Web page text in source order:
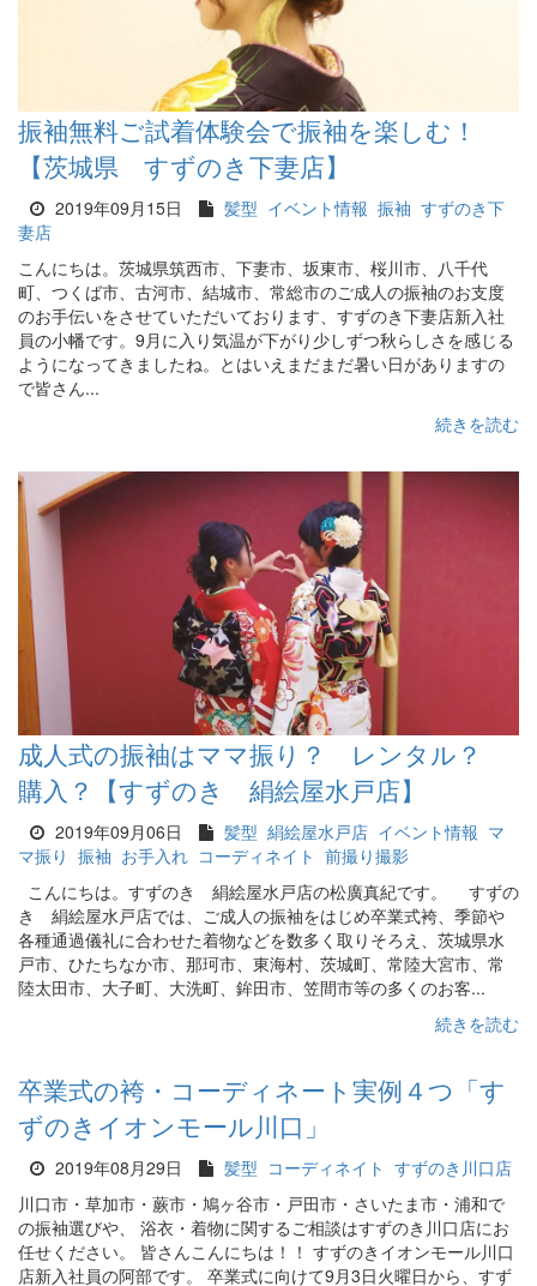
振袖無料ご試着体験会で振袖を楽しむ！
【茨城県 すずのき下妻店】
2019年09月15日 髪型 イベント情報 振袖 すずのき下
妻店
こんにちは。茨城県筑西市、下妻市、坂東市、桜川市、八千代
町、つくば市、古河市、結城市、常総市のご成人の振袖のお支度
のお手伝いをさせていただいております、すずのき下妻店新入社
員の小幡です。9月に入り気温が下がり少しずつ秋らしさを感じる
ようになってきましたね。とはいえまだまだ暑い日がありますの
で皆さん...
続きを読む
成人式の振袖はママ振り？ レンタル？
購入？【すずのき 絹絵屋水戸店】
2019年09月06日 髪型 絹絵屋水戸店 イベント情報 マ
マ振り 振袖 お手入れ コーディネイト 前撮り撮影
こんにちは。すずのき 絹絵屋水戸店の松廣真紀です。 すずの
き 絹絵屋水戸店では、ご成人の振袖をはじめ卒業式袴、季節や
各種通過儀礼に合わせた着物などを数多く取りそろえ、茨城県水
戸市、ひたちなか市、那珂市、東海村、茨城町、常陸大宮市、常
陸太田市、大子町、大洗町、鉾田市、笠間市等の多くのお客...
続きを読む
卒業式の袴・コーディネート実例４つ「す
ずのきイオンモール川口」
2019年08月29日 髪型 コーディネイト すずのき川口店
川口市・草加市・蕨市・鳩ヶ谷市・戸田市・さいたま市・浦和で
の振袖選びや、 浴衣・着物に関するご相談はすずのき川口店にお
任せください。 皆さんこんにちは！！ すずのきイオンモール川口
店新入社員の阿部です。 卒業式に向けて9月3日火曜日から、すず